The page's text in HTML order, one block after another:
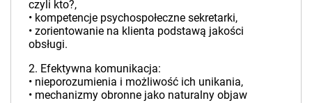
czyli kto?,
• kompetencje psychospołeczne sekretarki,
• zorientowanie na klienta podstawą jakości
obsługi.
2. Efektywna komunikacja:
• nieporozumienia i możliwość ich unikania,
• mechanizmy obronne jako naturalny objaw